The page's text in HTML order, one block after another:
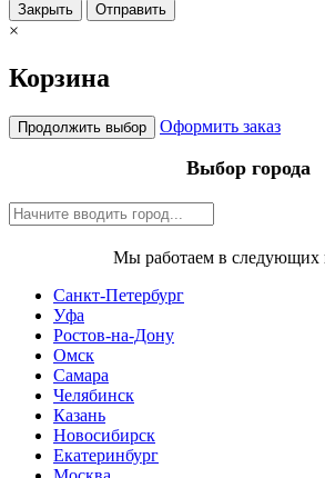
Закрыть Отправить
×
Корзина
Продолжить выбор Оформить заказ
Выбор города
Мы работаем в следующих
Санкт-Петербург
Уфа
Ростов-на-Дону
Омск
Самара
Челябинск
Казань
Новосибирск
Екатеринбург